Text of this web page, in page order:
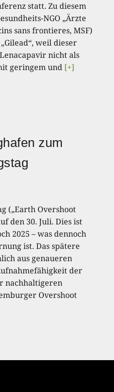
statt. Zu diesem
NGO „Ärzte
sans frontieres, MSF)
weil dieser
nicht als
geringem und [+]
zum
(„Earth Overshoot
den 30. Juli. Dies ist
2025 – was dennoch
ist. Das spätere
aus genaueren
der
nachhaltigeren
Overshoot